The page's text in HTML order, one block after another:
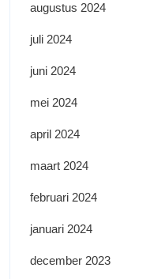
augustus 2024
juli 2024
juni 2024
mei 2024
april 2024
maart 2024
februari 2024
januari 2024
december 2023